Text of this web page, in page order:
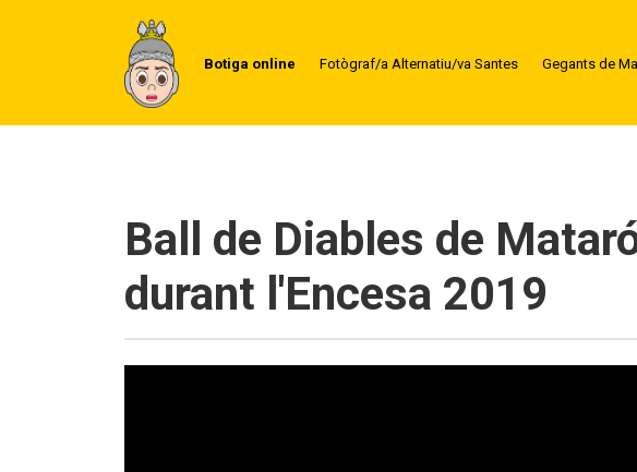
Botiga online Fotògraf/a Alternatiu/va Santes Gegants de
Ball de Diables de
durant l'Encesa 2019